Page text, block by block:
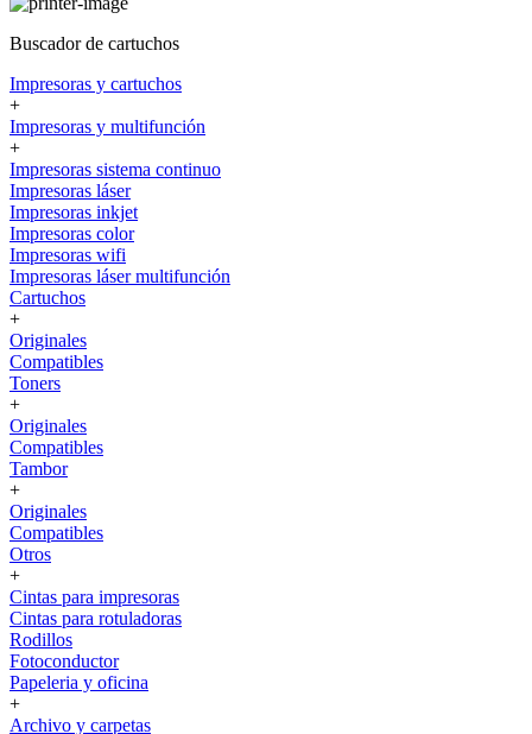
Buscador de cartuchos
Impresoras y cartuchos
+
Impresoras y multifunción
+
Impresoras sistema continuo
Impresoras láser
Impresoras inkjet
Impresoras color
Impresoras wifi
Impresoras láser multifunción
Cartuchos
+
Originales
Compatibles
Toners
+
Originales
Compatibles
Tambor
+
Originales
Compatibles
Otros
+
Cintas para impresoras
Cintas para rotuladoras
Rodillos
Fotoconductor
Papeleria y oficina
+
Archivo y carpetas